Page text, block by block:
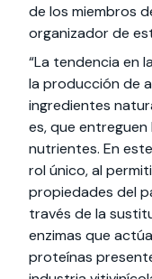
de los miembros
organizador de
“La tendencia en
la producción de
ingredientes
es, que
nutrientes. En
rol único, al
propiedades del
través de la
enzimas que
proteínas